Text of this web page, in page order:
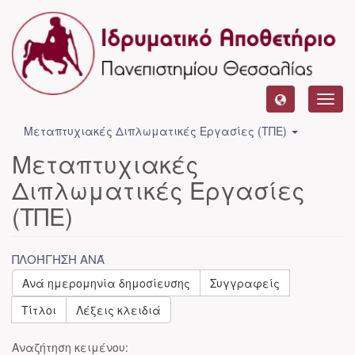
Μεταπτυχιακές Διπλωματικές Εργασίες (ΤΠΕ)
Μεταπτυχιακές
Διπλωματικές Εργασίες
(ΤΠΕ)
ΠΛΟΉΓΗΣΗ ΑΝΆ
Ανά ημερομηνία δημοσίευσης
Συγγραφείς
Τίτλοι
Λέξεις κλειδιά
Αναζήτηση κειμένου: